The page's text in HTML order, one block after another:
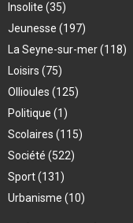
Insolite (35)
Jeunesse (197)
La Seyne-sur-mer(118)
Loisirs (75)
Ollioules (125)
Politique (1)
Scolaires (115)
Société (522)
Sport(131)
Urbanisme (10)